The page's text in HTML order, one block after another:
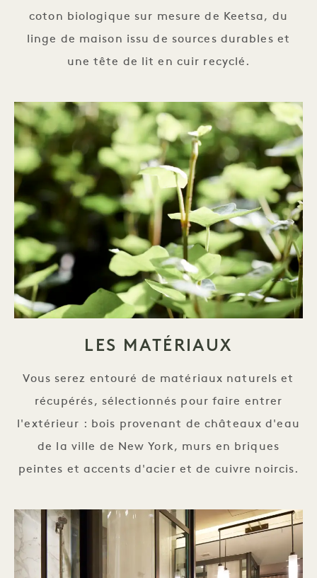
coton biologique sur mesure de Keetsa, du
linge de maison issu de sources durables et
une tête de lit en cuir recyclé.
LES MATÉRIAUX
Vous serez entouré de matériaux naturels et
récupérés, sélectionnés pour faire entrer
l'extérieur : bois provenant de châteaux d'eau
de la ville de New York, murs en briques
peintes et accents d'acier et de cuivre noircis.